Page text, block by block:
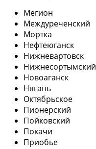
Мегион
Междуреченский
Мортка
Нефтеюганск
Нижневартовск
Нижнесортымский
Новоаганск
Нягань
Октябрьское
Пионерский
Пойковский
Покачи
Приобье